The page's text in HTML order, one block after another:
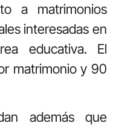
a matrimonios
interesadas en
educativa. El
matrimonio y 90
además que